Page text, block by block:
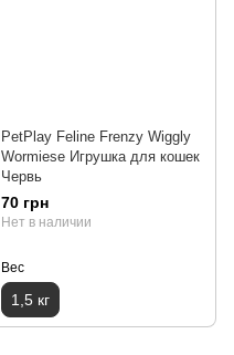
PetPlay Feline Frenzy Wiggly
Wormiese Игрушка для кошек
Червь
70 грн
Нет в наличии
Вес
1,5 кг